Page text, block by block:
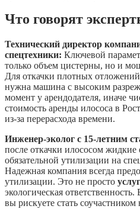
Что говорят
Технический директор
спецтехники: Ключевой
только объем цистерны, но и
Для откачки плотных
нужна машина с высоким
момент у арендодателя, иначе
стоимость аренды илососа в
из-за перерасхода времени.
Инженер-эколог с 15-летним
после откачки илососом
обязательной утилизации на
Надежная компания всегда
утилизации. Это не просто
экологическая
вы рискуете стать соучастником